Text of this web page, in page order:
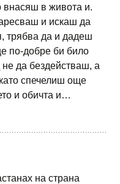
внасяш в живота и.
и искаш да
трябва да и дадеш
по-добре би било
не да бездействаш, а
спечелиш още
и обичта и…
на страна